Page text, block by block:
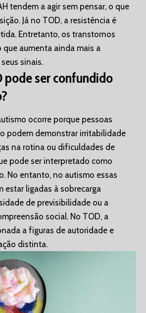
tendem a agir sem pensar, o que
Já no TOD, a resistência é
Entretanto, os transtornos
que aumenta ainda mais a
sinais.
pode ser confundido
ocorre porque pessoas
podem demonstrar irritabilidade
na rotina ou dificuldades de
pode ser interpretado como
No entanto, no autismo essas
estar ligadas à sobrecarga
de previsibilidade ou a
social. No TOD, a
a figuras de autoridade e
distinta.